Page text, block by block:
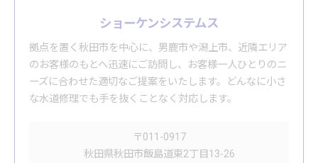
ショーケンシステムス
拠点を置く秋田市を中心に、男鹿市や潟上市、近隣エリア
のお客様のもとへ迅速にご訪問し、お客様一人ひとりのニ
ーズに合わせた適切なご提案をいたします。どんなに小さ
な水道修理でも手を抜くことなく対応します。
〒011-0917
秋田県秋田市飯島道東2丁目13-26